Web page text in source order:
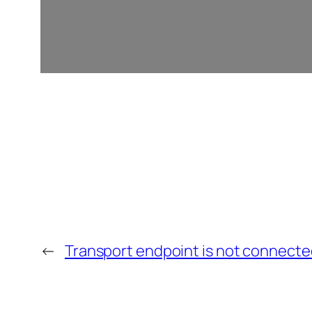
← Transport endpoint is not